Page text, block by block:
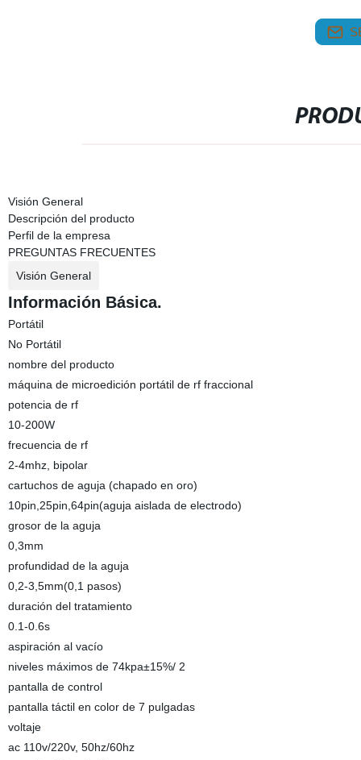
Visión General
Descripción del producto
Perfil de la empresa
PREGUNTAS FRECUENTES
Visión General
Información Básica.
Portátil
No Portátil
nombre del producto
máquina de microedición portátil de rf fraccional
potencia de rf
10-200W
frecuencia de rf
2-4mhz, bipolar
cartuchos de aguja (chapado en oro)
10pin,25pin,64pin(aguja aislada de electrodo)
grosor de la aguja
0,3mm
profundidad de la aguja
0,2-3,5mm(0,1 pasos)
duración del tratamiento
0.1-0.6s
aspiración al vacío
niveles máximos de 74kpa±15%/ 2
pantalla de control
pantalla táctil en color de 7 pulgadas
voltaje
ac 110v/220v, 50hz/60hz